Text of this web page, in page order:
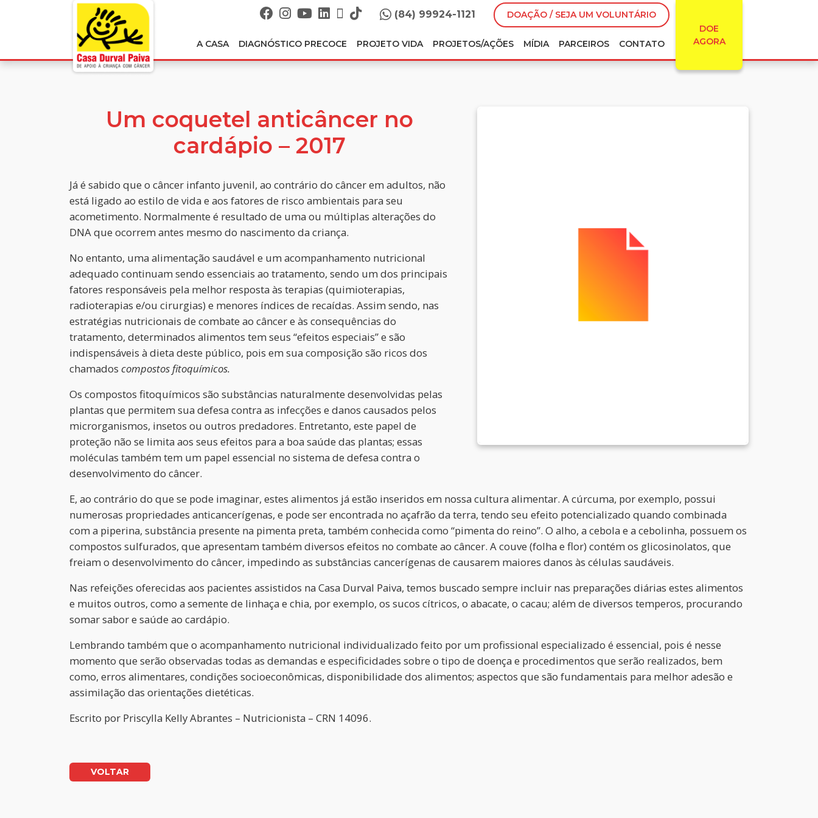
(84) 99924-1121
DOAÇÃO / SEJA UM VOLUNTÁRIO
DOE
AGORA
A CASA DIAGNÓSTICO PRECOCE PROJETO VIDA PROJETOS/AÇÕES MÍDIA PARCEIROS CONTATO
Um coquetel anticâncer no
cardápio – 2017
Já é sabido que o câncer infanto juvenil, ao contrário do câncer em adultos, não
está ligado ao estilo de vida e aos fatores de risco ambientais para seu
acometimento. Normalmente é resultado de uma ou múltiplas alterações do
DNA que ocorrem antes mesmo do nascimento da criança.
No entanto, uma alimentação saudável e um acompanhamento nutricional
adequado continuam sendo essenciais ao tratamento, sendo um dos principais
fatores responsáveis pela melhor resposta às terapias (quimioterapias,
radioterapias e/ou cirurgias) e menores índices de recaídas. Assim sendo, nas
estratégias nutricionais de combate ao câncer e às consequências do
tratamento, determinados alimentos tem seus “efeitos especiais” e são
indispensáveis à dieta deste público, pois em sua composição são ricos dos
chamados compostos fitoquímicos.
Os compostos fitoquímicos são substâncias naturalmente desenvolvidas pelas
plantas que permitem sua defesa contra as infecções e danos causados pelos
microrganismos, insetos ou outros predadores. Entretanto, este papel de
proteção não se limita aos seus efeitos para a boa saúde das plantas; essas
moléculas também tem um papel essencial no sistema de defesa contra o
desenvolvimento do câncer.
E, ao contrário do que se pode imaginar, estes alimentos já estão inseridos em nossa cultura alimentar. A cúrcuma, por exemplo, possui
numerosas propriedades anticancerígenas, e pode ser encontrada no açafrão da terra, tendo seu efeito potencializado quando combinada
com a piperina, substância presente na pimenta preta, também conhecida como “pimenta do reino”. O alho, a cebola e a cebolinha, possuem os
compostos sulfurados, que apresentam também diversos efeitos no combate ao câncer. A couve (folha e flor) contém os glicosinolatos, que
freiam o desenvolvimento do câncer, impedindo as substâncias cancerígenas de causarem maiores danos às células saudáveis.
Nas refeições oferecidas aos pacientes assistidos na Casa Durval Paiva, temos buscado sempre incluir nas preparações diárias estes alimentos
e muitos outros, como a semente de linhaça e chia, por exemplo, os sucos cítricos, o abacate, o cacau; além de diversos temperos, procurando
somar sabor e saúde ao cardápio.
Lembrando também que o acompanhamento nutricional individualizado feito por um profissional especializado é essencial, pois é nesse
momento que serão observadas todas as demandas e especificidades sobre o tipo de doença e procedimentos que serão realizados, bem
como, erros alimentares, condições socioeconômicas, disponibilidade dos alimentos; aspectos que são fundamentais para melhor adesão e
assimilação das orientações dietéticas.
Escrito por Priscylla Kelly Abrantes – Nutricionista – CRN 14096.
VOLTAR